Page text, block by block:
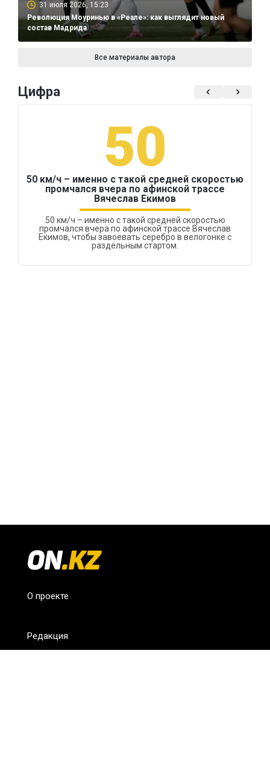
31 июля 2026, 15:23
Революция Моуринью в «Реале»: как выглядит новый
состав Мадрида
Все материалы автора
Цифра
50
50 км/ч – именно с такой средней скоростью
промчался вчера по афинской трассе
Вячеслав Екимов
50 км/ч – именно с такой средней скоростью
промчался вчера по афинской трассе Вячеслав
Екимов, чтобы завоевать серебро в велогонке с
раздельным стартом.
О проекте
Редакция